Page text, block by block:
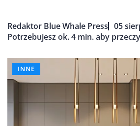
Redaktor Blue Whale Press 05
Potrzebujesz ok. 4 min. aby
INNE